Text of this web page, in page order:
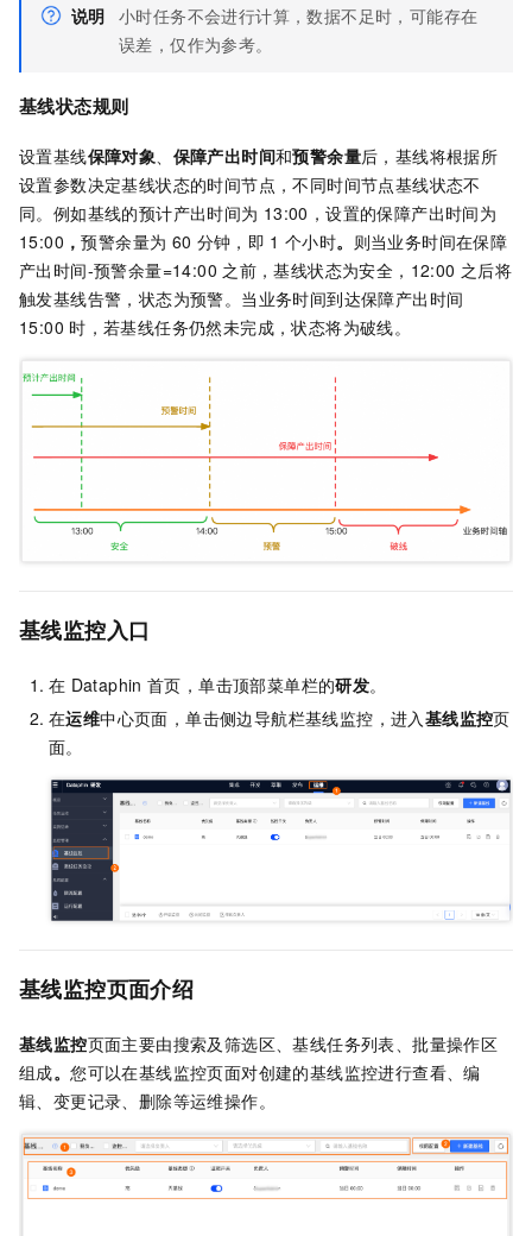
说明 小时任务不会进行计算，数据不足时，可能存在
误差，仅作为参考。
基线状态规则
设置基线保障对象 保障产出时间和预警余量后，基线将根据所
设置参数决定基线状态的时间节点，不同时间节点基线状态不
同。例如基线的预计产出时间为 13:00，设置的保障产出时间为
15:00 ，预警余量为 60 分钟，即 1 个小时。 则当业务时间在保障
产出时间-预警余量=14:00 之前，基线状态为安全， 12:00 之后将
触发基线告警，状态为预警。当业务时间到达保障产出时间
15:00 时，若基线任务仍然未完成，状态将为破线。
基线监控入口
在 Dataphin 首页，单击顶部菜单栏的研发。
在运维中心页面，单击侧边导航栏基线监控，进入基线监控页
面。
基线监控页面介绍
基线监控页面主要由搜索及筛选区、基线任务列表、批量操作区
组成。您可以在基线监控页面对创建的基线监控进行查看、编
辑、变更记录、删除等运维操作。